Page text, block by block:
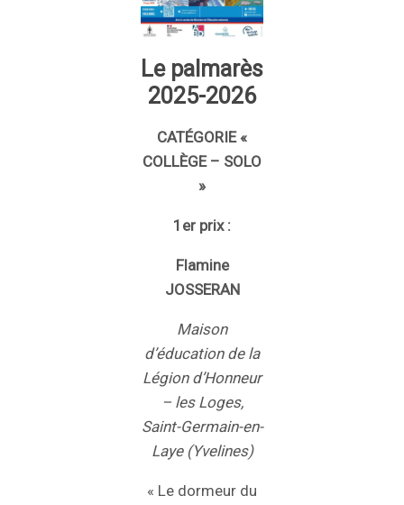
Le palmarès
2025-2026
CATÉGORIE «
COLLÈGE – SOLO
»
1er prix :
Flamine
JOSSERAN
Maison
d’éducation de la
Légion d’Honneur
– les Loges,
Saint-Germain-en-
Laye (Yvelines)
« Le dormeur du